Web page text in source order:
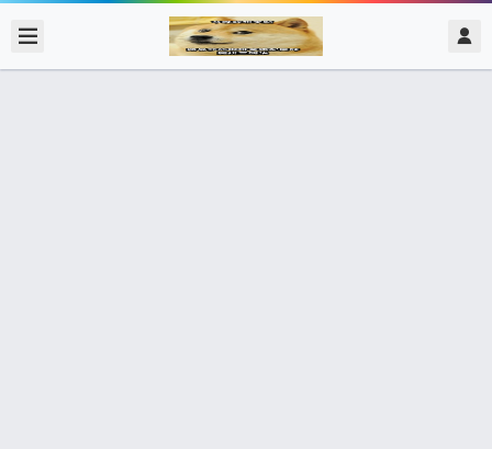
admin @ 梗圖大全 MEME NOW 2021/5/22